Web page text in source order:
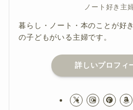
ノート好き主
暮らし・ノート・本のことが好
の子どもがいる主婦です。
詳しいプロフィ